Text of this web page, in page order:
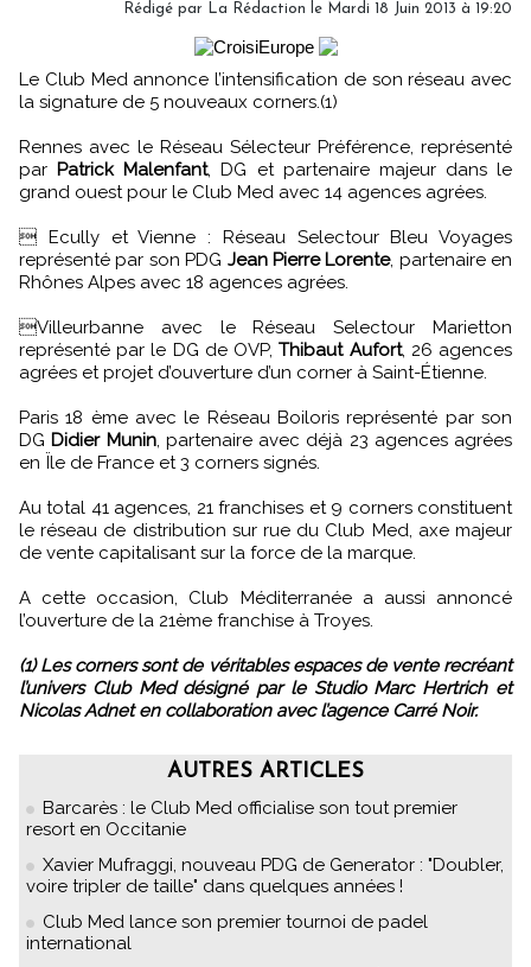
Rédigé par La Rédaction le Mardi 18 Juin 2013 à 19:20
Le Club Med annonce l’intensification de son réseau avec
la signature de 5 nouveaux corners.(1)
Rennes avec le Réseau Sélecteur Préférence, représenté
par Patrick Malenfant, DG et partenaire majeur dans le
grand ouest pour le Club Med avec 14 agences agrées.
 Ecully et Vienne : Réseau Selectour Bleu Voyages
représenté par son PDG Jean Pierre Lorente, partenaire en
Rhônes Alpes avec 18 agences agrées.
Villeurbanne avec le Réseau Selectour Marietton
représenté par le DG de OVP,Thibaut Aufort, 26 agences
agrées et projet d’ouverture d’un corner à Saint-Étienne.
Paris 18 ème avec le Réseau Boiloris représenté par son
DG Didier Munin, partenaire avec déjà 23 agences agrées
en Ïle de France et 3 corners signés.
Au total 41 agences, 21 franchises et 9 corners constituent
le réseau de distribution sur rue du Club Med, axe majeur
de vente capitalisant sur la force de la marque.
A cette occasion, Club Méditerranée a aussi annoncé
l’ouverture de la 21ème franchise à Troyes.
(1) Les corners sont de véritables espaces de vente recréant
l’univers Club Med désigné par le Studio Marc Hertrich et
Nicolas Adnet en collaboration avec l’agence Carré Noir.
AUTRES ARTICLES
Barcarès : le Club Med officialise son tout premier
resort en Occitanie
Xavier Mufraggi, nouveau PDG de Generator : "Doubler,
voire tripler de taille" dans quelques années !
Club Med lance son premier tournoi de padel
international